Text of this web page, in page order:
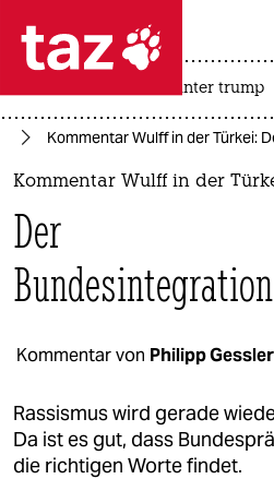
 taz zahl ich
taz zahl ich
politik
öko
gesellschaft
sport
usa unter trump
Kommentar Wulff in der Türkei:
Kommentar Wulff in der
Der
Kommentar von Philipp Gessler
Rassismus wird gerade
Da ist es gut, dass
die richtigen Worte findet.